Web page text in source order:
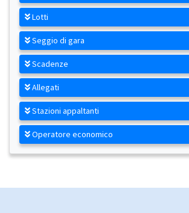
Lotti
Seggio di gara
Scadenze
Allegati
Stazioni appaltanti
Operatore economico